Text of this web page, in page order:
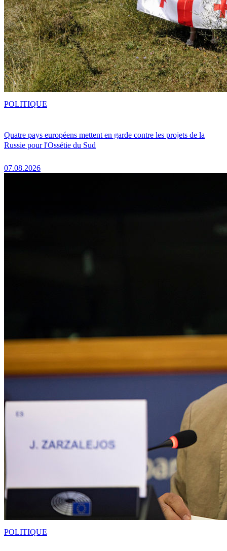
Quatre pays européens mettent en garde contre les projets de la
Russie pour l'Ossétie du Sud
07.08.2026
POLITIQUE
POLITIQUE